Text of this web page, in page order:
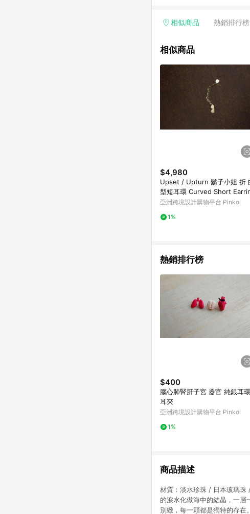
格，部分退款不在此限。 6.
使用規則請以點數紅包活動說
相似商品 熱銷排行榜
相似商品
$4,980
Upset / Upturn 鬍子小姐 折
型短耳環 Curved Short
亞洲跨境設計購物平台 Pinkoi
1%
熱銷排行榜
$400
腦心肺腎肝子宮 器官 純銀耳
耳夾
亞洲跨境設計購物平台 Pinkoi
1%
商品描述
材質：淡水珍珠 / 日本玻璃
的淚水化做海中的結晶，一
別緻，每一顆都是獨特的存在。